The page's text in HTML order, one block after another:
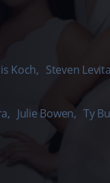
Koch, Steven
, Julie Bowen, Ty